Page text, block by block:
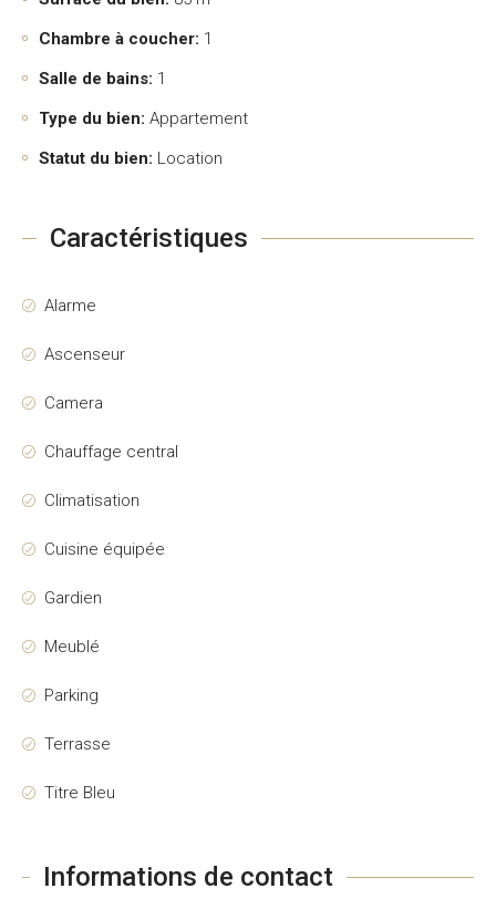
Chambre à coucher: 1
Salle de bains: 1
Type du bien: Appartement
Statut du bien: Location
Caractéristiques
Alarme
Ascenseur
Camera
Chauffage central
Climatisation
Cuisine équipée
Gardien
Meublé
Parking
Terrasse
Titre Bleu
Informations de contact